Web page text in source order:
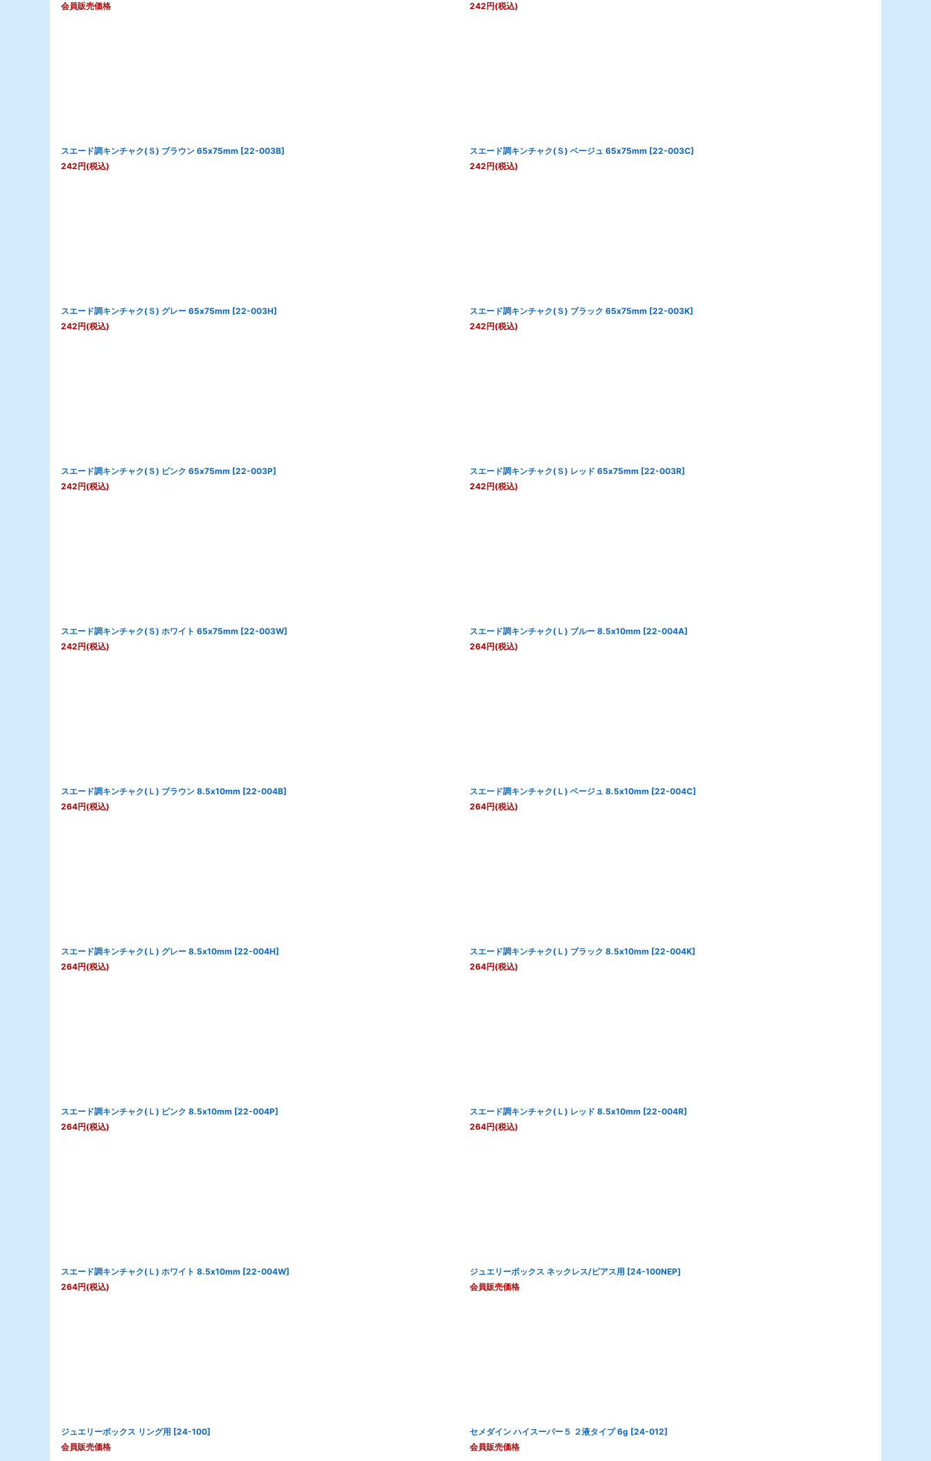
会員販売価格
242円(税込)
スエード調キンチャク(Ｓ) ブラウン 65x75mm [22-003B]
242円(税込)
スエード調キンチャク(Ｓ) ベージュ 65x75mm [22-003C]
242円(税込)
スエード調キンチャク(Ｓ) グレー 65x75mm [22-003H]
242円(税込)
スエード調キンチャク(Ｓ) ブラック 65x75mm [22-003K]
242円(税込)
スエード調キンチャク(Ｓ) ピンク 65x75mm [22-003P]
242円(税込)
スエード調キンチャク(Ｓ) レッド 65x75mm [22-003R]
242円(税込)
スエード調キンチャク(Ｓ) ホワイト 65x75mm [22-003W]
242円(税込)
スエード調キンチャク(Ｌ) ブルー 8.5x10mm [22-004A]
264円(税込)
スエード調キンチャク(Ｌ) ブラウン 8.5x10mm [22-004B]
264円(税込)
スエード調キンチャク(Ｌ) ベージュ 8.5x10mm [22-004C]
264円(税込)
スエード調キンチャク(Ｌ) グレー 8.5x10mm [22-004H]
264円(税込)
スエード調キンチャク(Ｌ) ブラック 8.5x10mm [22-004K]
264円(税込)
スエード調キンチャク(Ｌ) ピンク 8.5x10mm [22-004P]
264円(税込)
スエード調キンチャク(Ｌ) レッド 8.5x10mm [22-004R]
264円(税込)
スエード調キンチャク(Ｌ) ホワイト 8.5x10mm [22-004W]
264円(税込)
ジュエリーボックス ネックレス/ピアス用 [24-100NEP]
会員販売価格
ジュエリーボックス リング用 [24-100]
会員販売価格
セメダイン ハイスーパー５ ２液タイプ 6g [24-012]
会員販売価格